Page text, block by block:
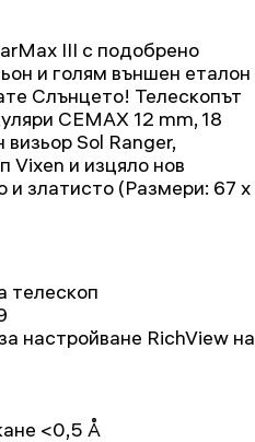
III с подобрено
и голям външен еталон
Слънцето! Телескопът
CEMAX 12 mm, 18
Sol Ranger,
Vixen и изцяло нов
и златисто (Размери: 67 x
телескоп
настройване RichView на
<0,5 Å